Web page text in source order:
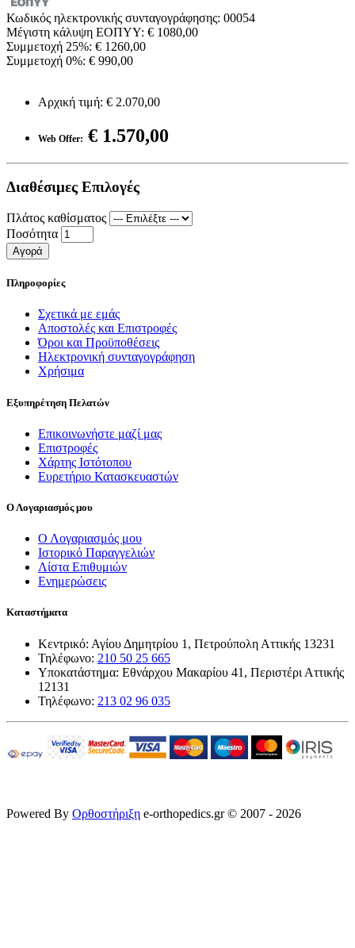
Κωδικός ηλεκτρονικής συνταγογράφησης: 00054
Μέγιστη κάλυψη ΕΟΠΥΥ: € 1080,00
Συμμετοχή 25%: € 1260,00
Συμμετοχή 0%: € 990,00
Αρχική τιμή: € 2.070,00
Web Offer: € 1.570,00
Διαθέσιμες Επιλογές
Πλάτος καθίσματος
Ποσότητα
Αγορά
Πληροφορίες
Σχετικά με εμάς
Αποστολές και Επιστροφές
Όροι και Προϋποθέσεις
Ηλεκτρονική συνταγογράφηση
Χρήσιμα
Εξυπηρέτηση Πελατών
Επικοινωνήστε μαζί μας
Επιστροφές
Χάρτης Ιστότοπου
Ευρετήριο Κατασκευαστών
Ο Λογαριασμός μου
Ο Λογαριασμός μου
Ιστορικό Παραγγελιών
Λίστα Επιθυμιών
Ενημερώσεις
Καταστήματα
Κεντρικό: Αγίου Δημητρίου 1, Πετρούπολη Αττικής 13231
Τηλέφωνο: 210 50 25 665
Υποκατάστημα: Εθνάρχου Μακαρίου 41, Περιστέρι Αττικής
12131
Τηλέφωνο: 213 02 96 035
Powered By Ορθοστήριξη e-orthopedics.gr © 2007 - 2026